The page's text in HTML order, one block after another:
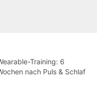
Training: 6
nach Puls & Schlaf